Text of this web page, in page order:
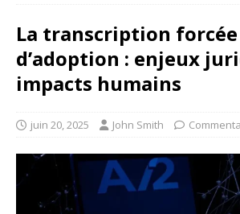
La transcription forcée
d’adoption : enjeux
impacts humains
juin 20, 2025 John Smith